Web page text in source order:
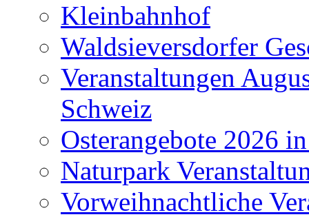
Kleinbahnhof
Waldsieversdorfer
Veranstaltungen
Schweiz
Osterangebote 2026
Naturpark
Vorweihnachtliche